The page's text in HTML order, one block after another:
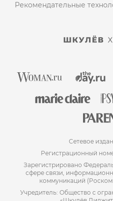
Рекомендательные
Сетевое
Регистрационный
Зарегистрировано
сфере связи,
коммуникаций
Учредитель: Общество с